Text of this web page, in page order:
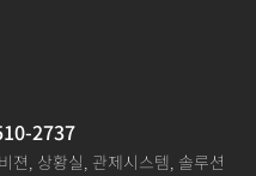
2737
젼, 상황실, 관제시스템, 솔루션